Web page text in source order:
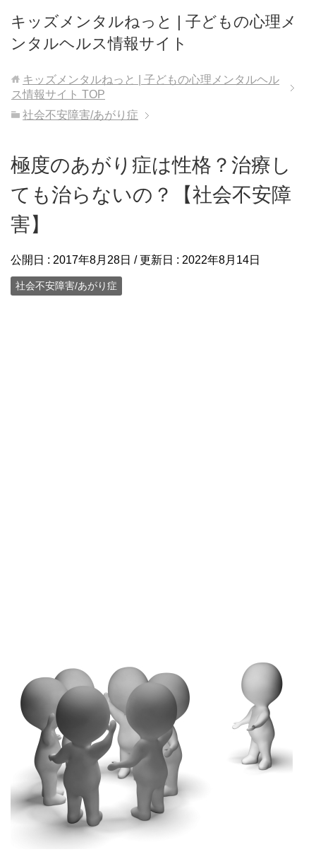
キッズメンタルねっと | 子どもの心理メ
ンタルヘルス情報サイト
キッズメンタルねっと | 子どもの心理メンタルヘル
ス情報サイト TOP
社会不安障害/あがり症
極度のあがり症は性格？治療し
ても治らないの？【社会不安障
害】
公開日 : 2017年8月28日 / 更新日 : 2022年8月14日
社会不安障害/あがり症